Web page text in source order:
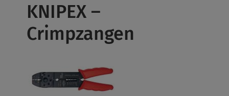
KNIPEX –
Crimpzangen